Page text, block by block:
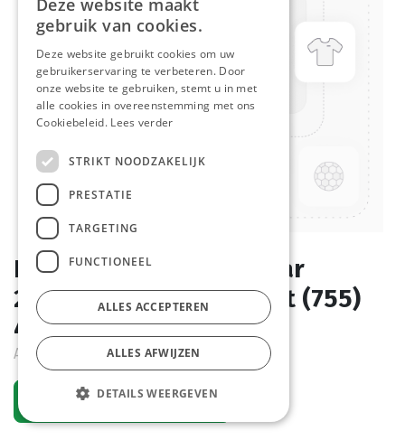
Bierbekers Herbruikbaar
250/300 cc Transparant (755)
46 st
Actief
Vraag een account aan
Deze website maakt
gebruik van cookies.
Deze website gebruikt cookies om uw
gebruikerservaring te verbeteren. Door
onze website te gebruiken, stemt u in met
alle cookies in overeenstemming met ons
Cookiebeleid. Lees verder
STRIKT NOODZAKELIJK
PRESTATIE
TARGETING
FUNCTIONEEL
ALLES ACCEPTEREN
ALLES AFWIJZEN
DETAILS WEERGEVEN